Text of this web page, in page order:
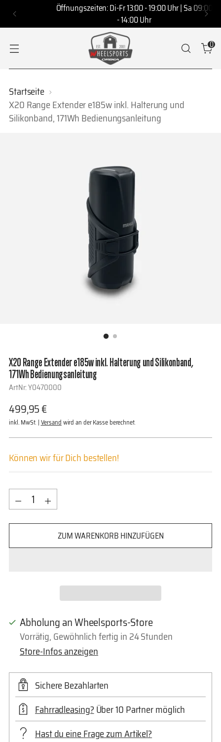
Öffnungszeiten: Di-Fr 13:00 - 19:00 Uhr | Sa 09:00
- 14:00 Uhr
0
Startseite
X20 Range Extender e185w inkl. Halterung und
Silikonband, 171Wh Bedienungsanleitung
X20 Range Extender e185w inkl. Halterung und Silikonband,
171Wh Bedienungsanleitung
ArtNr: Y0470000
Regulärer
Preis
499,95 €
inkl. MwSt. |Versandwird an der Kasse berechnet.
Können wir für Dich bestellen!
Menge
Menge
ZUM WARENKORB HINZUFÜGEN
Abholung an Wheelsports-Store
Vorrätig, Gewöhnlich fertig in 24 Stunden
Store-Infos anzeigen
Sichere Bezahlarten
Fahrradleasing?Über 10 Partner möglich
Hast du eine Frage zum Artikel?